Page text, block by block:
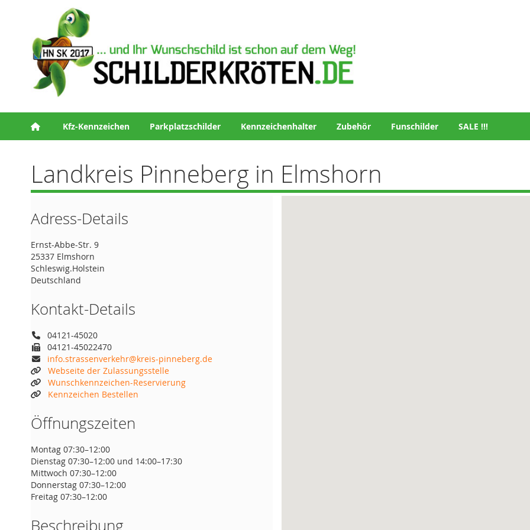
Kfz-Kennzeichen Parkplatzschilder Kennzeichenhalter Zubehör Funschilder SALE !!!
Landkreis Pinneberg in Elmshorn
Adress-Details
Ernst-Abbe-Str. 9
25337 Elmshorn
Schleswig.Holstein
Deutschland
Kontakt-Details
04121-45020
04121-45022470
info.strassenverkehr@kreis-pinneberg.de
Webseite der Zulassungsstelle
Wunschkennzeichen-Reservierung
Kennzeichen Bestellen
Öffnungszeiten
Montag 07:30–12:00
Dienstag 07:30–12:00 und 14:00–17:30
Mittwoch 07:30–12:00
Donnerstag 07:30–12:00
Freitag 07:30–12:00
Beschreibung